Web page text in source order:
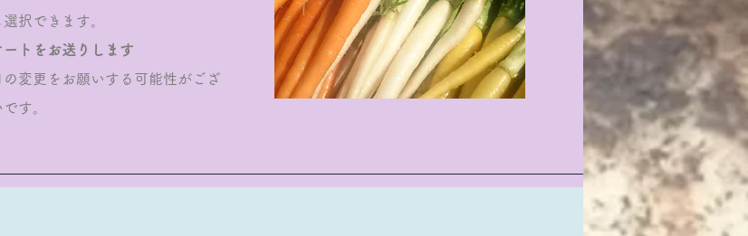
択できます。
トをお送りします
変更をお願いする可能性がござ
です